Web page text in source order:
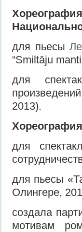
Национальн
для пьесы
“Smiltāju
для
2013).
для
для пьесы
Олингере,
создала
мотивам